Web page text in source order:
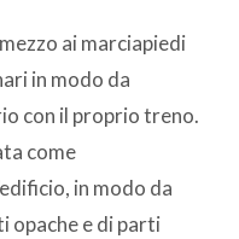
ai marciapiedi
in modo da
con il proprio treno.
come
in modo da
opache e di parti